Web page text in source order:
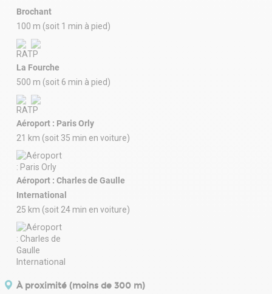
Brochant
100 m (soit 1 min à pied)
La Fourche
500 m (soit 6 min à pied)
Aéroport : Paris Orly
21 km (soit 35 min en voiture)
Aéroport : Charles de Gaulle
International
25 km (soit 24 min en voiture)
À proximité (moins de 300 m)